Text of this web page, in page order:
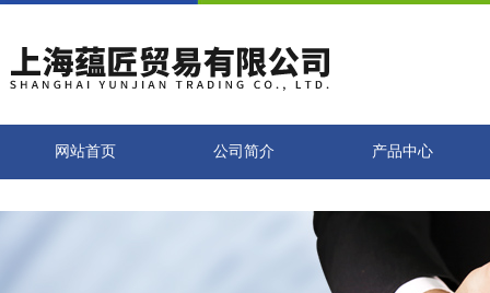
网站首页 公司简介 产品中心